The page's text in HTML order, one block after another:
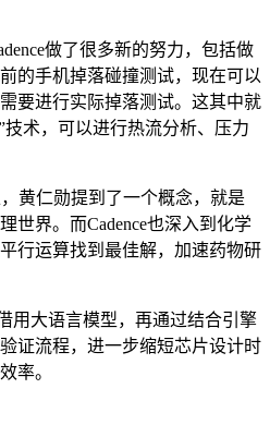
做了很多新的努力，包括做
的手机掉落碰撞测试，现在可以
要进行实际掉落测试。这其中就
技术，可以进行热流分析、压力
黄仁勋提到了一个概念，就是
世界。而Cadence也深入到化学
行运算找到最佳解，加速药物研
用大语言模型，再通过结合引擎
证流程，进一步缩短芯片设计时
率。